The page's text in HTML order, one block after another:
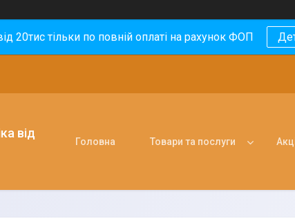
20тис тільки по повній оплаті на рахунок ФОП
від
Головна Товари та послуги